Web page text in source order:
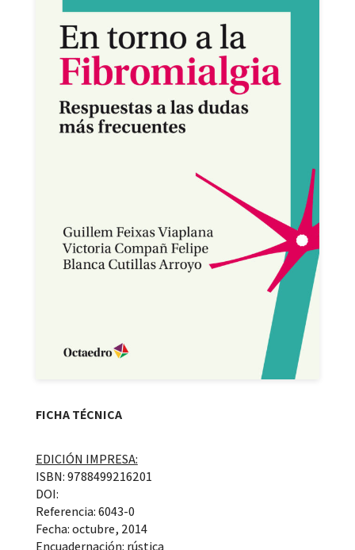
FICHA TÉCNICA
EDICIÓN IMPRESA:
ISBN: 9788499216201
DOI:
Referencia: 6043-0
Fecha: octubre, 2014
Encuadernación: rústica